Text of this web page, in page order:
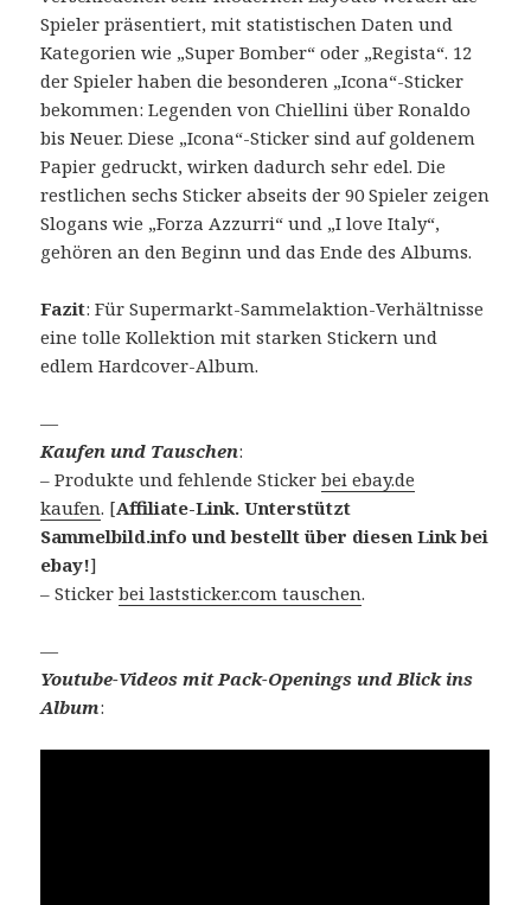
Spieler präsentiert, mit statistischen Daten und
Kategorien wie „Super Bomber“ oder „Regista“. 12
der Spieler haben die besonderen „Icona“-Sticker
bekommen: Legenden von Chiellini über Ronaldo
bis Neuer. Diese „Icona“-Sticker sind auf goldenem
Papier gedruckt, wirken dadurch sehr edel. Die
restlichen sechs Sticker abseits der 90 Spieler zeigen
Slogans wie „Forza Azzurri“ und „I love Italy“,
gehören an den Beginn und das Ende des Albums.
Fazit: Für Supermarkt-Sammelaktion-Verhältnisse
eine tolle Kollektion mit starken Stickern und
edlem Hardcover-Album.
—
Kaufen und Tauschen:
– Produkte und fehlende Stickerbei ebay.de
kaufen. [Affiliate-Link. Unterstützt
Sammelbild.info und bestellt über diesen Link bei
ebay!]
– Stickerbei laststicker.com tauschen.
—
Youtube-Videos mit Pack-Openings und Blick ins
Album: